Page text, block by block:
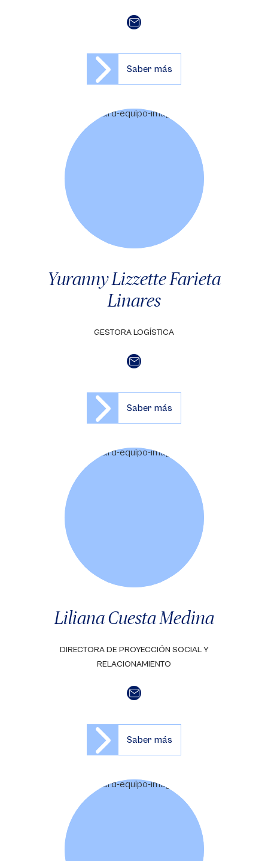
Saber más
Yuranny Lizzette Farieta
Linares
GESTORA LOGÍSTICA
Saber más
Liliana Cuesta Medina
DIRECTORA DE PROYECCIÓN SOCIAL Y
RELACIONAMIENTO
Saber más